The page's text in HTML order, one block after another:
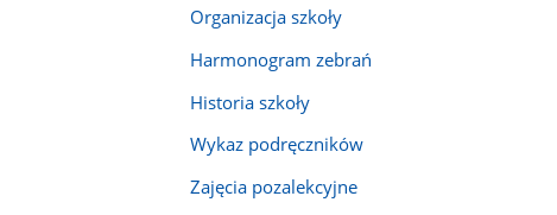
Organizacja szkoły
Harmonogram zebrań
Historia szkoły
Wykaz podręczników
Zajęcia pozalekcyjne